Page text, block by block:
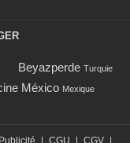
Beyazperde Turquie
México Mexique
Publicité | CGU | CGV |